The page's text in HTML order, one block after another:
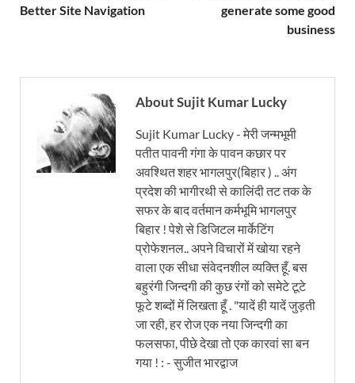
Better Site Navigation
generate some good
business
About Sujit Kumar Lucky
Sujit Kumar Lucky - मेरी जन्मभूमी
पतीत पावनी गंगा के पावन कछार पर
अवश्थित शहर भागलपुर(बिहार ) .. अंग
प्रदेश की भागीरथी से कालिंदी तट तक के
सफर के बाद वर्तमान कर्मभूमि भागलपुर
बिहार ! पेशे से डिजिटल मार्केटिंग
प्रोफेशनल.. अपने विचारों में खोया रहने
वाला एक सीधा संवेदनशील व्यक्ति हूँ. बस
बहुरंगी जिन्दगी की कुछ रंगों को समेटे टूटे
फूटे शब्दों में लिखता हूँ . "यादें ही यादें जुड़ती
जा रही, हर रोज एक नया जिन्दगी का
फलसफा, पीछे देखा तो एक कारवां सा बन
गया ! : - सुजीत भारद्वाज